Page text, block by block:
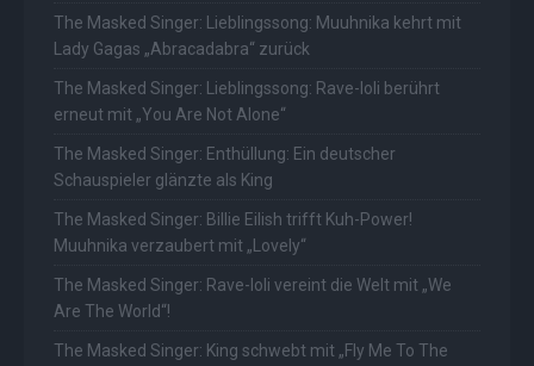
The Masked Singer: Lieblingssong: Muuhnika kehrt mit
Lady Gagas „Abracadabra“ zurück
The Masked Singer: Lieblingssong: Rave-Ioli berührt
erneut mit „You Are Not Alone“
The Masked Singer: Enthüllung: Ein deutscher
Schauspieler glänzte als King
The Masked Singer: Billie Eilish trifft Kuh-Power!
Muuhnika verzaubert mit „Lovely“
The Masked Singer: Rave-Ioli vereint die Welt mit „We
Are The World“!
The Masked Singer: King schwebt mit „Fly Me To The